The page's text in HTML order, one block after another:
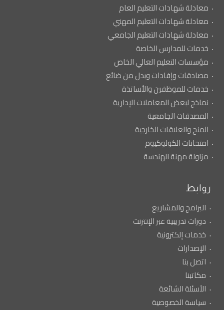
معادلة شهادات التعليم العام
معادلة شهادات التعليم المهني
معادلة شهادات التعليم الجامعي
خدمات للمدارس الخاصة
مؤسسات التعليم العالي الخاص
مصادقات وإفادات وبدل من ضائع
خدمات للموظفين والأساتذة
نماذج لبعض المعاملات الإدارية
المصدقات الجامعية
المنح والعلاقات الخارجية
امتحانات الكولوكيوم
مزاولة مهنة الهندسة
روابط
البرامج والمشاريع
دورات تدريبية عبر الإنترنت
خدمات إلكترونية
الإصدارات
اتصل بنا
مكاتبنا
الأسئلة الشائعة
سياسة الخصوصية